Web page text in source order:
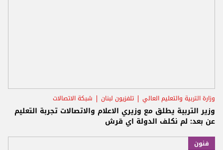
وزارة التربية والتعليم العالي تلفزيون لبنان شبكة الاتصالات
وزير التربية يطلق مع وزيري الاعلام والاتصالات تجربة التعليم
عن بعد: لم نكلف الدولة اي قرش
فنون